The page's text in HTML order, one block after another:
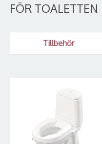
FÖR TOALETTEN
Tillbehör